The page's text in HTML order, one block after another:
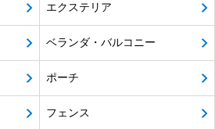
エクステリア
ベランダ・バルコニー
ポーチ
フェンス